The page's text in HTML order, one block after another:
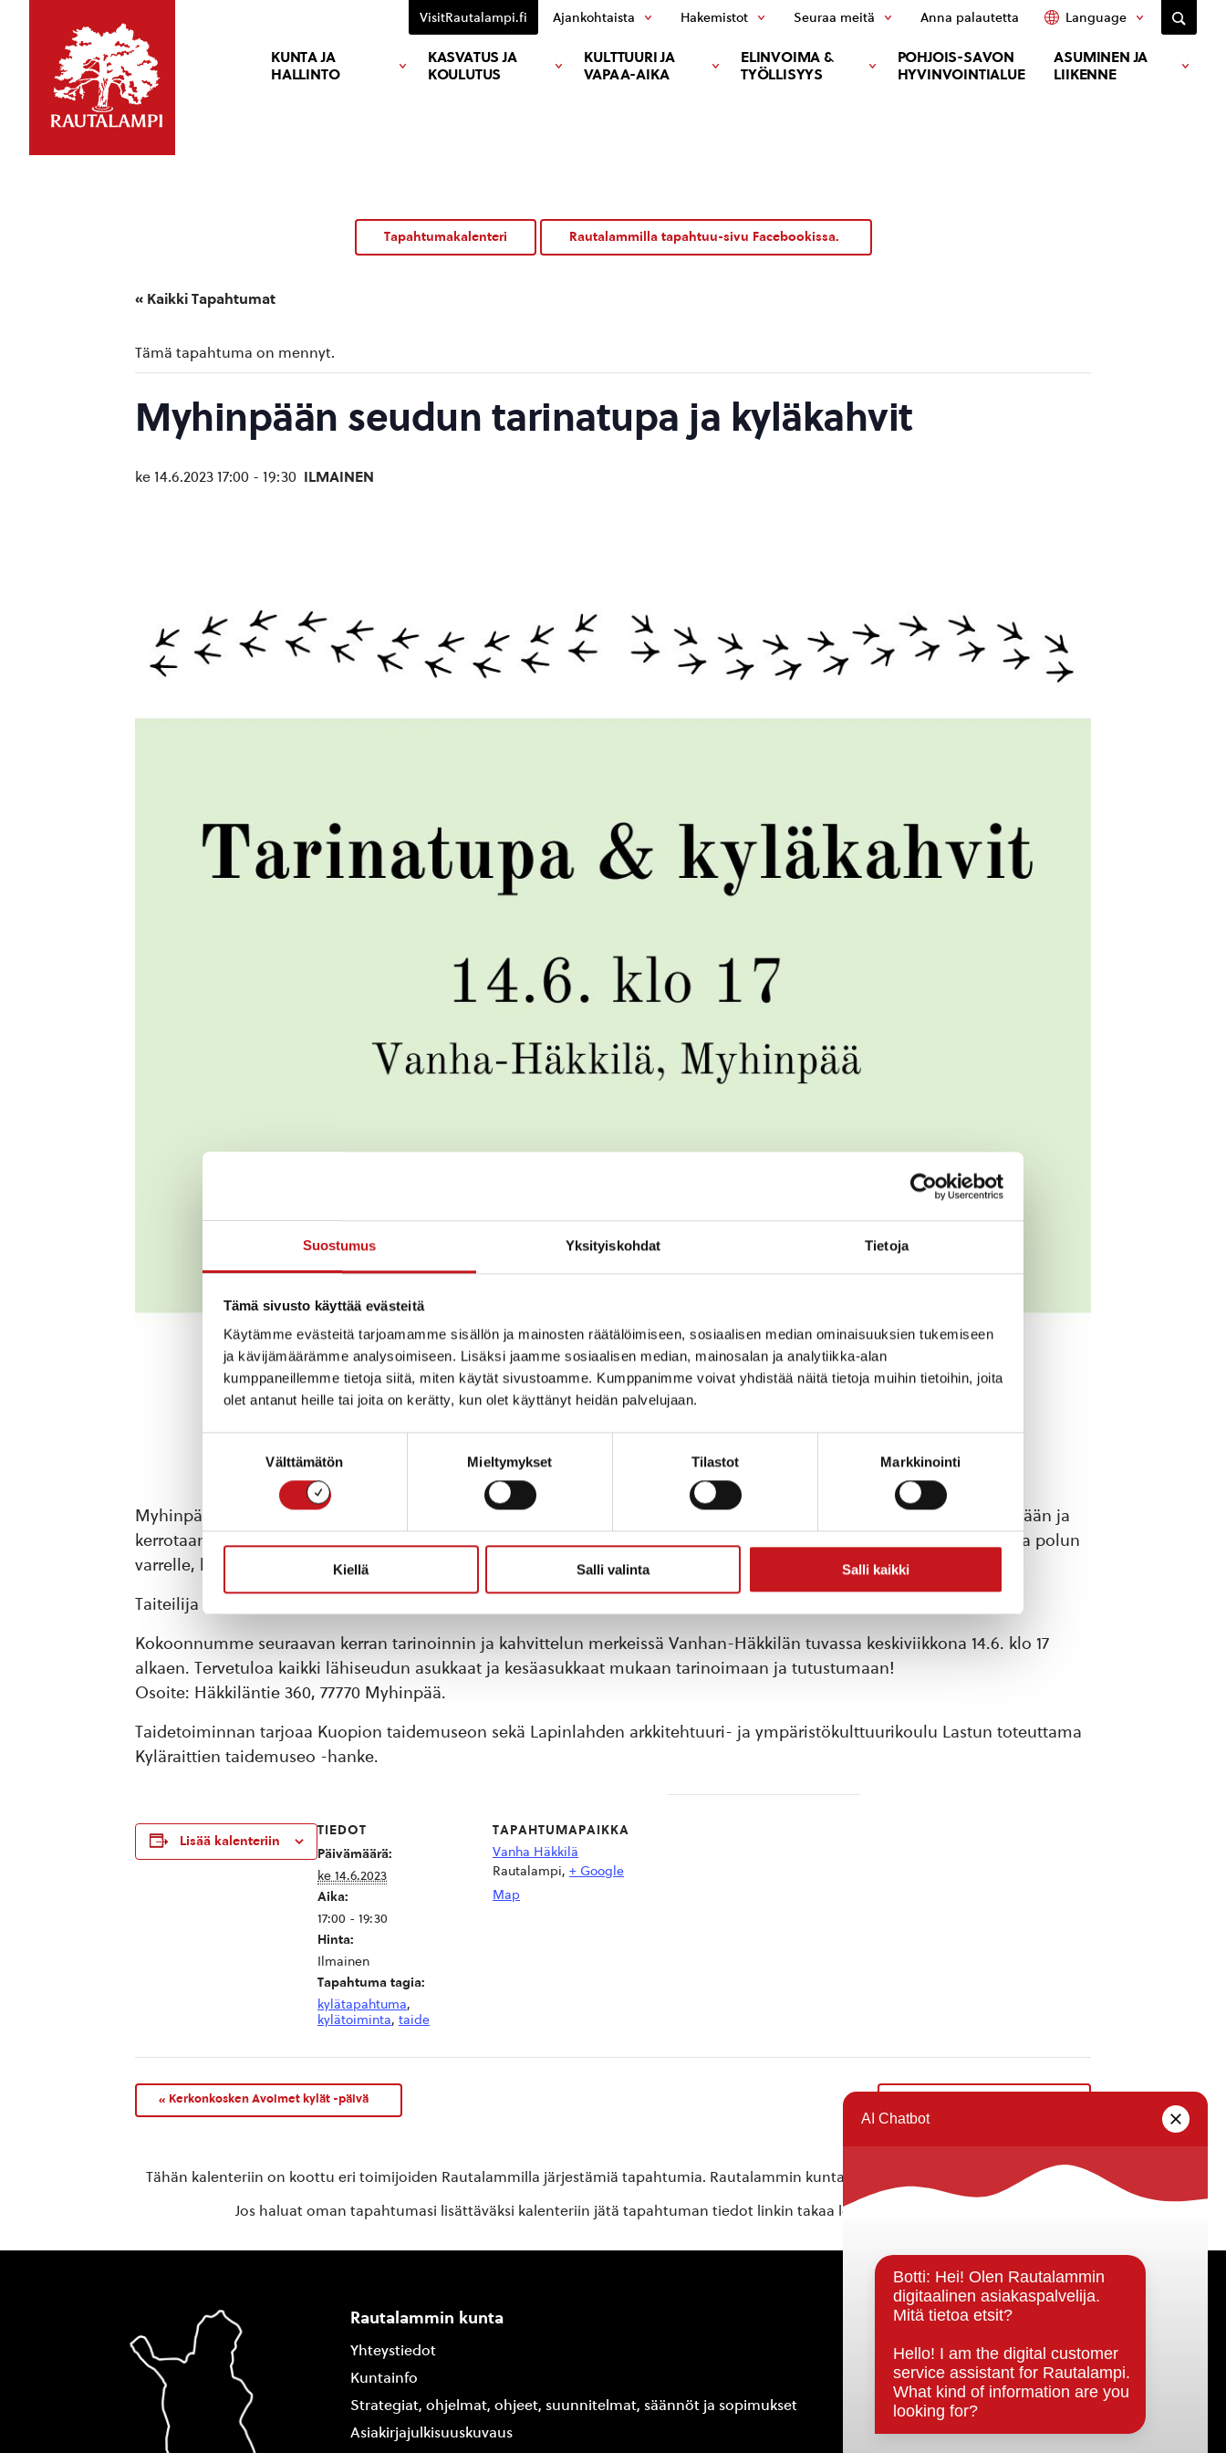
Suostumus Yksityiskohdat Tietoja
Tämä sivusto käyttää evästeitä
Käytämme evästeitä tarjoamamme sisällön ja mainosten räätälöimiseen, sosiaalisen median ominaisuuksien tukemiseen
ja kävijämäärämme analysoimiseen. Lisäksi jaamme sosiaalisen median, mainosalan ja analytiikka-alan
kumppaneillemme tietoja siitä, miten käytät sivustoamme. Kumppanimme voivat yhdistää näitä tietoja muihin tietoihin, joita
olet antanut heille tai joita on kerätty, kun olet käyttänyt heidän palvelujaan.
Välttämätön Mieltymykset Tilastot Markkinointi
Kiellä Salli valinta Salli kaikki
KUNTA JA
HALLINTO
KASVATUS JA
KOULUTUS
KULTTUURI JA
VAPAA-AIKA
ELINVOIMA &
TYÖLLISYYS
POHJOIS-SAVON
HYVINVOINTIALUE
ASUMINEN JA
LIIKENNE
VisitRautalampi.fi Ajankohtaista Hakemistot Seuraa meitä Anna palautetta Language
Tapahtumakalenteri Rautalammilla tapahtuu-sivu Facebookissa.
« Kaikki Tapahtumat
Tämä tapahtuma on mennyt.
Myhinpään seudun tarinatupa ja kyläkahvit
ke 14.6.2023 17:00 - 19:30 ILMAINEN
Myhinpään seudulla toteutetaan vuonna 2023 taidehanke, jonka aiheena ovat kylätarinat ja -polut. Hankkeessa kerätään ja
kerrotaan tarinoita sekä käsikirjoitetaan ja äänitetään niiden pohjalta kuunnelma. Se tulee kuunneltavaksi verkkoon ja polun
varrelle, lisäksi on suunniteltu sen esittämistä kyläjuhlassa.
Taiteilija Katja Väänänen työskentelee yhdessä kyläläisten kanssa kesän aikana.
Kokoonnumme seuraavan kerran tarinoinnin ja kahvittelun merkeissä Vanhan-Häkkilän tuvassa keskiviikkona 14.6. klo 17
alkaen. Tervetuloa kaikki lähiseudun asukkaat ja kesäasukkaat mukaan tarinoimaan ja tutustumaan!
Osoite: Häkkiläntie 360, 77770 Myhinpää.
Taidetoiminnan tarjoaa Kuopion taidemuseon sekä Lapinlahden arkkitehtuuri- ja ympäristökulttuurikoulu Lastun toteuttama
Kyläraittien taidemuseo -hanke.
Lisää kalenteriin
TIEDOT
Päivämäärä:
ke 14.6.2023
Aika:
17:00 - 19:30
Hinta:
Ilmainen
Tapahtuma tagia:
kylätapahtuma,
kylätoiminta, taide
TAPAHTUMAPAIKKA
Vanha Häkkilä
Rautalampi, + Google
Map
« Kerkonkosken Avoimet kylät -päivä
Tähän kalenteriin on koottu eri toimijoiden Rautalammilla järjestämiä tapahtumia. Rautalammin kunta ei vastaa tietojen oikeellisuudesta.
Jos haluat oman tapahtumasi lisättäväksi kalenteriin jätä tapahtuman tiedot linkin takaa löytyvällä
Rautalammin kunta
Yhteystiedot
Kuntainfo
Strategiat, ohjelmat, ohjeet, suunnitelmat, säännöt ja sopimukset
Asiakirjajulkisuuskuvaus
Päätöksenteko ja lähidemokratia
Päätökset, esityslistat & pöytäkirjat
Hallinto
Kunnanhallitus
Kunnanvaltuusto